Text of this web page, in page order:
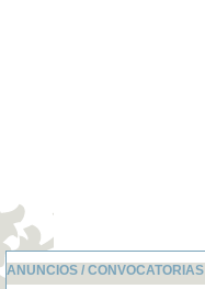
ANUNCIOS / CONVOCATORIAS